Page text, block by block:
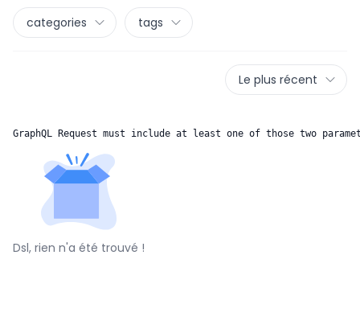
categories tags
Le plus récent
GraphQL Request must include at least one of those two
Dsl, rien n'a été trouvé !